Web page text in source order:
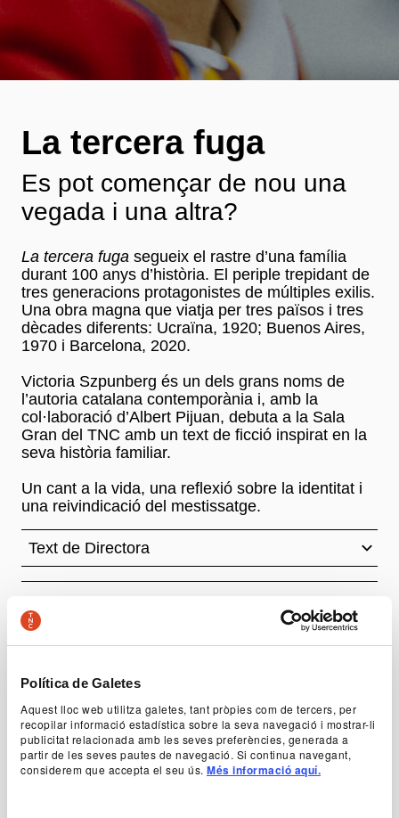
Política de Galetes
Aquest lloc web utilitza galetes, tant pròpies com de tercers, per
recopilar informació estadística sobre la seva navegació i mostrar-li
publicitat relacionada amb les seves preferències, generada a
partir de les seves pautes de navegació. Si continua navegant,
considerem que accepta el seu ús. Més informació aquí.
La tercera fuga
Es pot començar de nou una
vegada i una altra?
La tercera fuga segueix el rastre d’una família
durant 100 anys d’història. El periple trepidant de
tres generacions protagonistes de múltiples exilis.
Una obra magna que viatja per tres països i tres
dècades diferents: Ucraïna, 1920; Buenos Aires,
1970 i Barcelona, 2020.
Victoria Szpunberg és un dels grans noms de
l’autoria catalana contemporània i, amb la
col·laboració d’Albert Pijuan, debuta a la Sala
Gran del TNC amb un text de ficció inspirat en la
seva història familiar.
Un cant a la vida, una reflexió sobre la identitat i
una reivindicació del mestissatge.
Text de Directora
Sasha Agranov, Emma Arquillué, Anna Castells,
Marc Joy, Olga Onrubia, Carles Pedragosa,
Carles Roig/Pau Escobar, Biel Rossell Pelfort,
Fede Salgado, Magalí Sare, Clara Segura
Crespo, Sergi Torrecilla, Ton Vieira